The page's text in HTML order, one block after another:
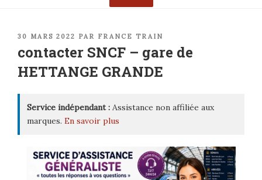
PUBLIÉ
30 MARS 2022 PAR FRANCE TRAIN
contacter SNCF – gare de
HETTANGE GRANDE
Service indépendant : Assistance non affiliée aux
marques. En savoir plus